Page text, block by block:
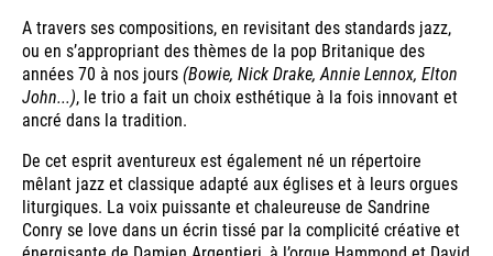
A travers ses compositions, en revisitant des standards jazz,
ou en s’appropriant des thèmes de la pop Britanique des
années 70 à nos jours(Bowie, Nick Drake, Annie Lennox, Elton
John...), le trio a fait un choix esthétique à la fois innovant et
ancré dans la tradition.
De cet esprit aventureux est également né un répertoire
mêlant jazz et classique adapté aux églises et à leurs orgues
liturgiques. La voix puissante et chaleureuse de Sandrine
Conry se love dans un écrin tissé par la complicité créative et